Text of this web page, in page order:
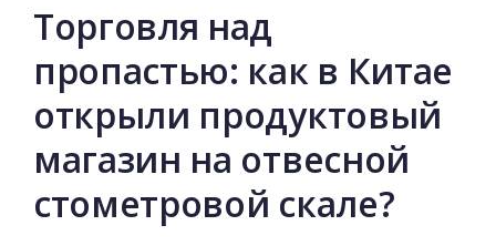
Торговля над
пропастью: как в Китае
открыли продуктовый
магазин на отвесной
стометровой скале?